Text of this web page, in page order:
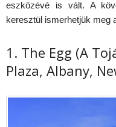
eszközévé is vált. A
keresztül ismerhetjük meg
1. The Egg (A
Plaza, Albany,